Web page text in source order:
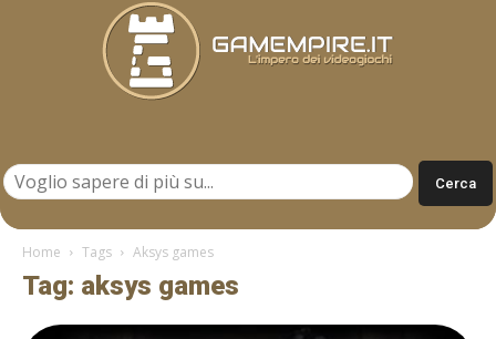
Home Tags Aksys games
Tag: aksys games